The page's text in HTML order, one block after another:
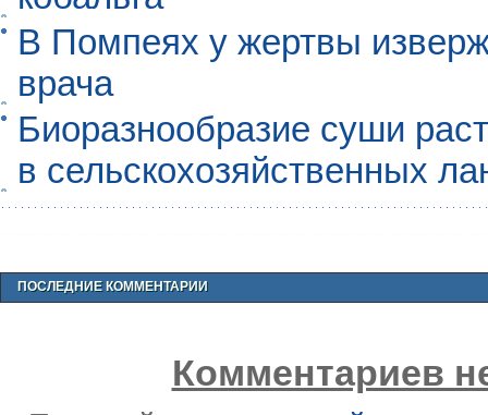
В Помпеях у жертвы
врача
Биоразнообразие суши
в сельскохозяйственных
ПОСЛЕДНИЕ КОММЕНТАРИИ
Комментариев